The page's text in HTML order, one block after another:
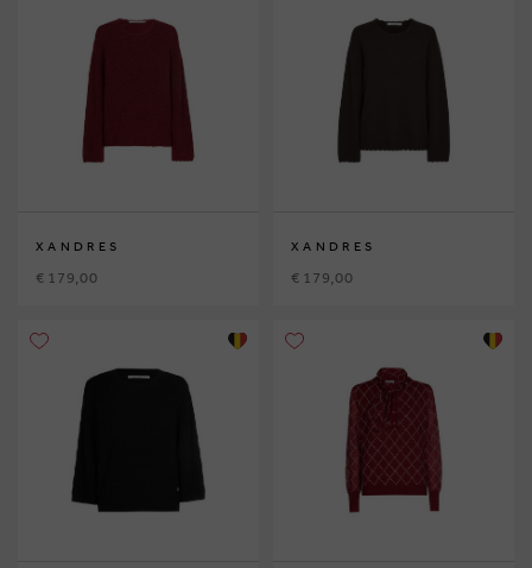
XANDRES
€ 179,00
XANDRES
€ 179,00